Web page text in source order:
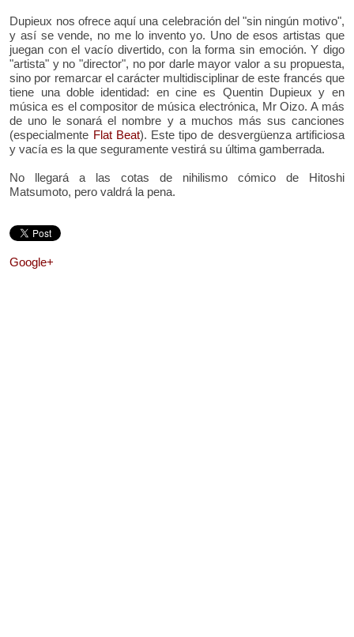
Dupieux nos ofrece aquí una celebración del "sin ningún motivo",
y así se vende, no me lo invento yo. Uno de esos artistas que
juegan con el vacío divertido, con la forma sin emoción. Y digo
"artista" y no "director", no por darle mayor valor a su propuesta,
sino por remarcar el carácter multidisciplinar de este francés que
tiene una doble identidad: en cine es Quentin Dupieux y en
música es el compositor de música electrónica, Mr Oizo. A más
de uno le sonará el nombre y a muchos más sus canciones
(especialmente Flat Beat). Este tipo de desvergüenza artificiosa
y vacía es la que seguramente vestirá su última gamberrada.
No llegará a las cotas de nihilismo cómico de Hitoshi
Matsumoto, pero valdrá la pena.
Google+